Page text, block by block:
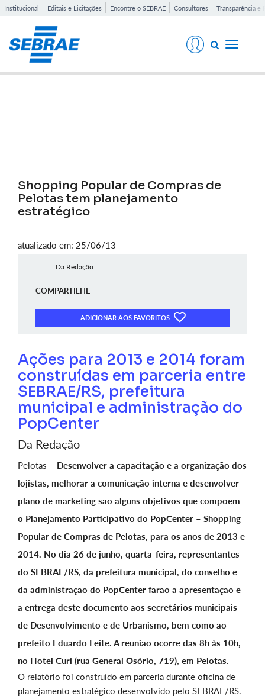
Institucional Editais e Licitações Encontre o SEBRAE Consultores Transparência e
Toggle
Shopping Popular de Compras de
Pelotas tem planejamento
estratégico
atualizado em: 25/06/13
Da Redação
COMPARTILHE
ADICIONAR AOS FAVORITOS
Ações para 2013 e 2014 foram
construídas em parceria entre
SEBRAE/RS, prefeitura
municipal e administração do
PopCenter
Da Redação
Pelotas – Desenvolver a capacitação e a organização dos
lojistas, melhorar a comunicação interna e desenvolver
plano de marketing são alguns objetivos que compõem
o Planejamento Participativo do PopCenter – Shopping
Popular de Compras de Pelotas, para os anos de 2013 e
2014. No dia 26 de junho, quarta-feira, representantes
do SEBRAE/RS, da prefeitura municipal, do conselho e
da administração do PopCenter farão a apresentação e
a entrega deste documento aos secretários municipais
de Desenvolvimento e de Urbanismo, bem como ao
prefeito Eduardo Leite. A reunião ocorre das 8h às 10h,
no Hotel Curi (rua General Osório, 719), em Pelotas.
O relatório foi construído em parceria durante oficina de
planejamento estratégico desenvolvido pelo SEBRAE/RS.